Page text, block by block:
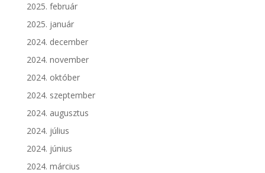
2025. február
2025. január
2024. december
2024. november
2024. október
2024. szeptember
2024. augusztus
2024. július
2024. június
2024. március